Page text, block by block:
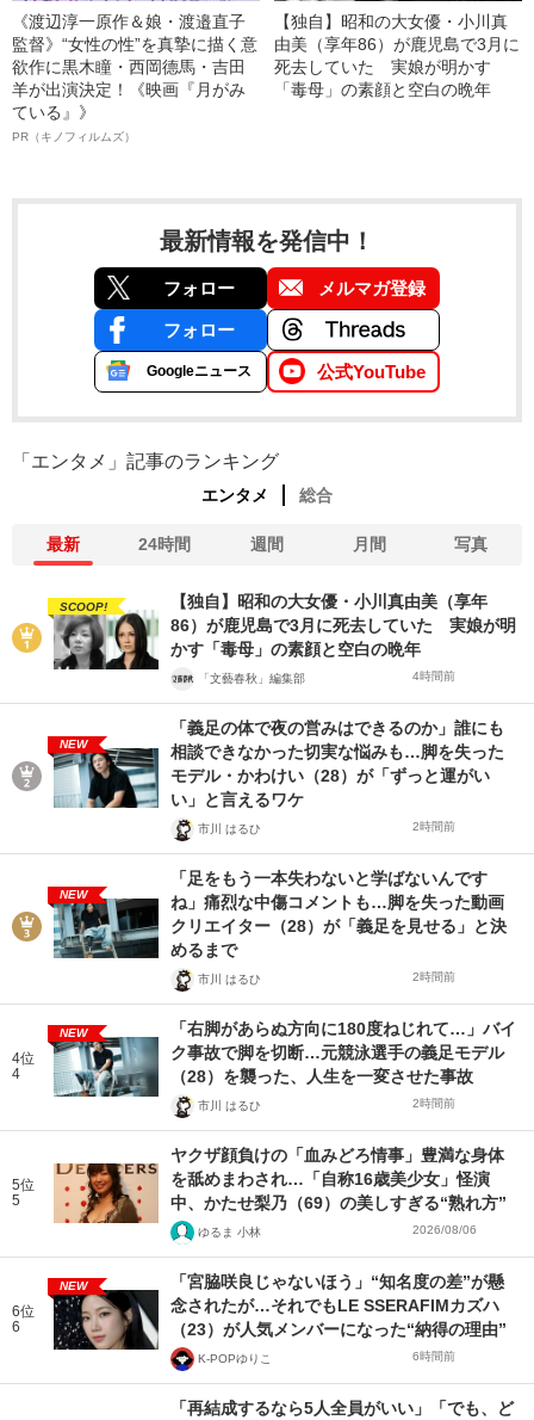
《渡辺淳一原作＆娘・渡邉直子
監督》“女性の性”を真摯に描く意
欲作に黒木瞳・西岡德馬・吉田
羊が出演決定！《映画『月がみ
ている』》
PR（キノフィルムズ）
【独自】昭和の大女優・小川真
由美（享年86）が鹿児島で3月に
死去していた 実娘が明かす
「毒母」の素顔と空白の晩年
最新情報を発信中！
フォロー メルマガ登録
フォロー
Googleニュース 公式YouTube
「エンタメ」記事のランキング
エンタメ 総合
最新 24時間 週間 月間 写真
SCOOP!
【独自】昭和の大女優・小川真由美（享年
86）が鹿児島で3月に死去していた 実娘が明
かす「毒母」の素顔と空白の晩年
「文藝春秋」編集部 4時間前
NEW
「義足の体で夜の営みはできるのか」誰にも
相談できなかった切実な悩みも…脚を失った
モデル・かわけい（28）が「ずっと運がい
い」と言えるワケ
市川 はるひ 2時間前
NEW
「足をもう一本失わないと学ばないんです
ね」痛烈な中傷コメントも…脚を失った動画
クリエイター（28）が「義足を見せる」と決
めるまで
市川 はるひ 2時間前
4位
4
NEW
「右脚があらぬ方向に180度ねじれて…」バイ
ク事故で脚を切断…元競泳選手の義足モデル
（28）を襲った、人生を一変させた事故
市川 はるひ 2時間前
5位
5
ヤクザ顔負けの「血みどろ情事」豊満な身体
を舐めまわされ…「自称16歳美少女」怪演
中、かたせ梨乃（69）の美しすぎる“熟れ方”
ゆるま 小林 2026/08/06
6位
6
NEW
「宮脇咲良じゃないほう」“知名度の差”が懸
念されたが…それでもLE SSERAFIMカズハ
（23）が人気メンバーになった“納得の理由”
K-POPゆりこ 6時間前
「再結成するなら5人全員がいい」「でも、ど